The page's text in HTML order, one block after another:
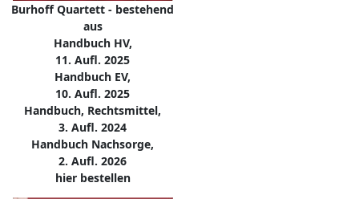
Burhoff Quartett - bestehend
aus
Handbuch HV,
11. Aufl. 2025
Handbuch EV,
10. Aufl. 2025
Handbuch, Rechtsmittel,
3. Aufl. 2024
Handbuch Nachsorge,
2. Aufl. 2026
hier bestellen